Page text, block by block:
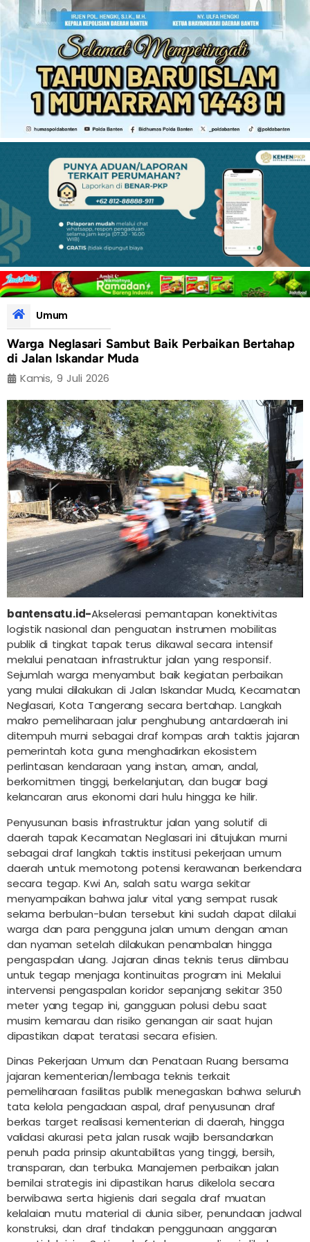
Umum
Warga Neglasari Sambut Baik Perbaikan Bertahap
di Jalan Iskandar Muda
Kamis, 9 Juli 2026
bantensatu.id-Akselerasi pemantapan konektivitas
logistik nasional dan penguatan instrumen mobilitas
publik di tingkat tapak terus dikawal secara intensif
melalui penataan infrastruktur jalan yang responsif.
Sejumlah warga menyambut baik kegiatan perbaikan
yang mulai dilakukan di Jalan Iskandar Muda, Kecamatan
Neglasari, Kota Tangerang secara bertahap. Langkah
makro pemeliharaan jalur penghubung antardaerah ini
ditempuh murni sebagai draf kompas arah taktis jajaran
pemerintah kota guna menghadirkan ekosistem
perlintasan kendaraan yang instan, aman, andal,
berkomitmen tinggi, berkelanjutan, dan bugar bagi
kelancaran arus ekonomi dari hulu hingga ke hilir.
Penyusunan basis infrastruktur jalan yang solutif di
daerah tapak Kecamatan Neglasari ini ditujukan murni
sebagai draf langkah taktis institusi pekerjaan umum
daerah untuk memotong potensi kerawanan berkendara
secara tegap. Kwi An, salah satu warga sekitar
menyampaikan bahwa jalur vital yang sempat rusak
selama berbulan-bulan tersebut kini sudah dapat dilalui
warga dan para pengguna jalan umum dengan aman
dan nyaman setelah dilakukan penambalan hingga
pengaspalan ulang. Jajaran dinas teknis terus diimbau
untuk tegap menjaga kontinuitas program ini. Melalui
intervensi pengaspalan koridor sepanjang sekitar 350
meter yang tegap ini, gangguan polusi debu saat
musim kemarau dan risiko genangan air saat hujan
dipastikan dapat teratasi secara efisien.
Dinas Pekerjaan Umum dan Penataan Ruang bersama
jajaran kementerian/lembaga teknis terkait
pemeliharaan fasilitas publik menegaskan bahwa seluruh
tata kelola pengadaan aspal, draf penyusunan draf
berkas target realisasi kementerian di daerah, hingga
validasi akurasi peta jalan rusak wajib bersandarkan
penuh pada prinsip akuntabilitas yang tinggi, bersih,
transparan, dan terbuka. Manajemen perbaikan jalan
bernilai strategis ini dipastikan harus dikelola secara
berwibawa serta higienis dari segala draf muatan
kelalaian mutu material di dunia siber, penundaan jadwal
konstruksi, dan draf tindakan penggunaan anggaran